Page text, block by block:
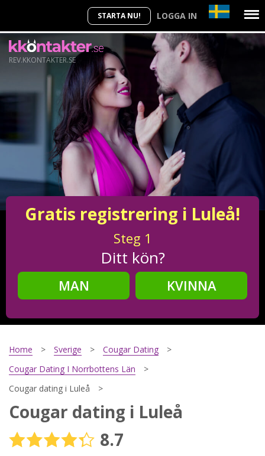
STARTA NU! LOGGA IN
REV.KKONTAKTER.SE
Gratis registrering i Luleå!
Steg 1
Ditt kön?
MAN
KVINNA
Steg2
Steg
Din mailadress?
Home Sverige
Cougar Dating
Cougar Dating I Norrbottens Län
Cougar dating i Luleå
Cougar dating i Luleå
8.7